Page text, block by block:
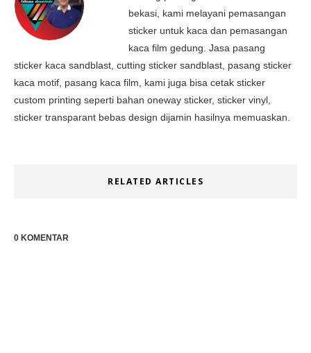
bekasi, kami melayani pemasangan
sticker untuk kaca dan pemasangan
kaca film gedung. Jasa pasang
sticker kaca sandblast, cutting sticker sandblast, pasang sticker
kaca motif, pasang kaca film, kami juga bisa cetak sticker
custom printing seperti bahan oneway sticker, sticker vinyl,
sticker transparant bebas design dijamin hasilnya memuaskan.
RELATED ARTICLES
0 KOMENTAR